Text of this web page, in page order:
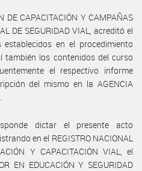
DE CAPACITACIÓN Y CAMPAÑAS
DE SEGURIDAD VIAL, acreditó el
en el procedimiento
también los contenidos del curso
el respectivo informe
del mismo en la AGENCIA
dictar el presente acto
en el REGISTRO NACIONAL
Y CAPACITACIÓN VIAL, el
EN EDUCACIÓN Y SEGURIDAD